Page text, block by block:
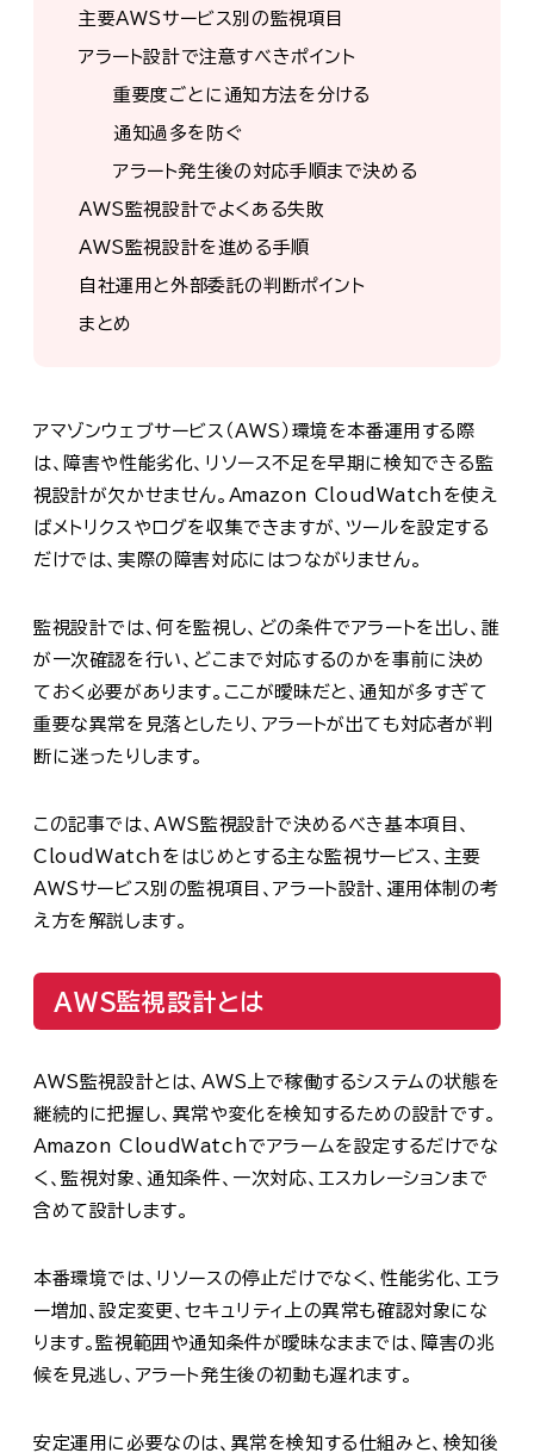
主要AWSサービス別の監視項目
アラート設計で注意すべきポイント
重要度ごとに通知方法を分ける
通知過多を防ぐ
アラート発生後の対応手順まで決める
AWS監視設計でよくある失敗
AWS監視設計を進める手順
自社運用と外部委託の判断ポイント
まとめ
アマゾンウェブサービス（AWS）環境を本番運用する際
は、障害や性能劣化、リソース不足を早期に検知できる監
視設計が欠かせません。Amazon CloudWatchを使え
ばメトリクスやログを収集できますが、ツールを設定する
だけでは、実際の障害対応にはつながりません。
監視設計では、何を監視し、どの条件でアラートを出し、誰
が一次確認を行い、どこまで対応するのかを事前に決め
ておく必要があります。ここが曖昧だと、通知が多すぎて
重要な異常を見落としたり、アラートが出ても対応者が判
断に迷ったりします。
この記事では、AWS監視設計で決めるべき基本項目、
CloudWatchをはじめとする主な監視サービス、主要
AWSサービス別の監視項目、アラート設計、運用体制の考
え方を解説します。
AWS監視設計とは
AWS監視設計とは、AWS上で稼働するシステムの状態を
継続的に把握し、異常や変化を検知するための設計です。
Amazon CloudWatchでアラームを設定するだけでな
く、監視対象、通知条件、一次対応、エスカレーションまで
含めて設計します。
本番環境では、リソースの停止だけでなく、性能劣化、エラ
ー増加、設定変更、セキュリティ上の異常も確認対象にな
ります。監視範囲や通知条件が曖昧なままでは、障害の兆
候を見逃し、アラート発生後の初動も遅れます。
安定運用に必要なのは、異常を検知する仕組みと、検知後